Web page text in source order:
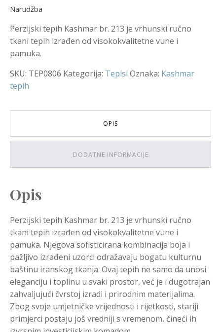
Narudžba
Perzijski tepih Kashmar br. 213 je vrhunski ručno
tkani tepih izrađen od visokokvalitetne vune i
pamuka.
SKU: TEP0806 Kategorija: Tepisi Oznaka: Kashmar
tepih
OPIS
DODATNE INFORMACIJE
Opis
Perzijski tepih Kashmar br. 213 je vrhunski ručno
tkani tepih izrađen od visokokvalitetne vune i
pamuka. Njegova sofisticirana kombinacija boja i
pažljivo izrađeni uzorci odražavaju bogatu kulturnu
baštinu iranskog tkanja. Ovaj tepih ne samo da unosi
eleganciju i toplinu u svaki prostor, već je i dugotrajan
zahvaljujući čvrstoj izradi i prirodnim materijalima.
Zbog svoje umjetničke vrijednosti i rijetkosti, stariji
primjerci postaju još vredniji s vremenom, čineći ih